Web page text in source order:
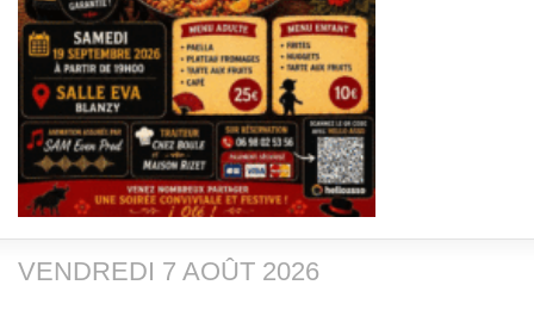
VENDREDI 7 AOÛT 2026